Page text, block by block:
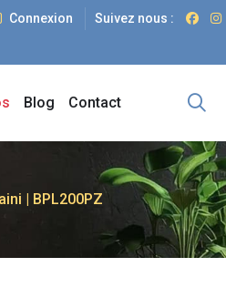
Connexion Suivez nous :
Blog Contact
| BPL200PZ